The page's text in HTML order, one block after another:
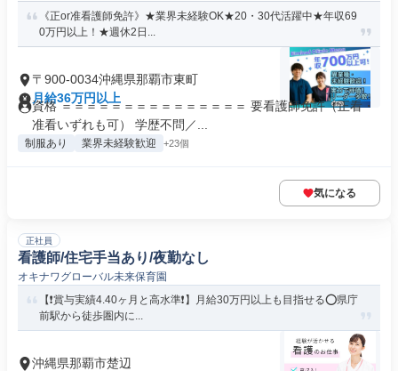
《正or准看護師免許》★業界未経験OK★20・30代活躍中★年収69
0万円以上！★週休2日...
〒900-0034沖縄県那覇市東町
月給36万円以上
資格 ＝＝＝＝＝＝＝＝＝＝＝＝＝＝＝ 要看護師免許（正看・
准看いずれも可） 学歴不問／...
制服あり 業界未経験歓迎 +23個
気になる
正社員
看護師/住宅手当あり/夜勤なし
オキナワグローバル未来保育園
【❗️賞与実績4.40ヶ月と高水準❗️】月給30万円以上も目指せる⭕県庁
前駅から徒歩圏内に...
沖縄県那覇市楚辺